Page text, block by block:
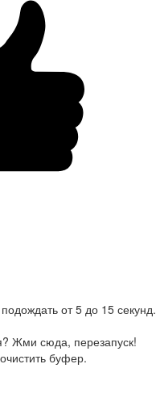
от 5 до 15 секунд.
Жми сюда, перезапуск!
буфер.